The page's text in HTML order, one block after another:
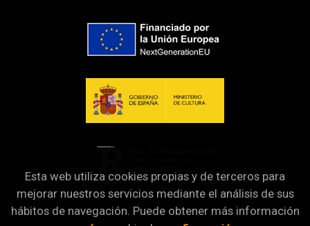
Esta web utiliza cookies propias y de terceros para
mejorar nuestros servicios mediante el análisis de sus
hábitos de navegación. Puede obtener más información